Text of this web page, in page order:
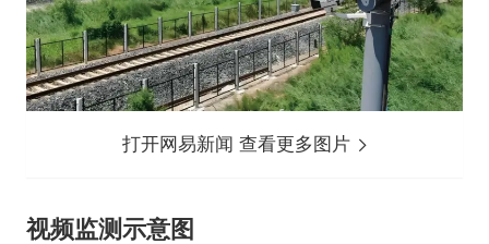
打开网易新闻 查看更多图片
视频监测示意图